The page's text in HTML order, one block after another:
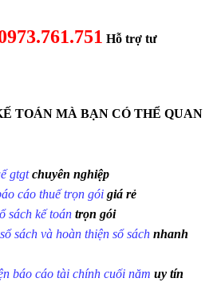
Hỗ trợ tư
TOÁN MÀ BẠN CÓ THỂ QUAN
gtgtchuyên nghiệp
cáo thuế trọn gói giá rẻ
sách kế toán trọn gói
sách và hoàn thiện sổ sách nhanh
báo cáo tài chính cuối năm uy tín